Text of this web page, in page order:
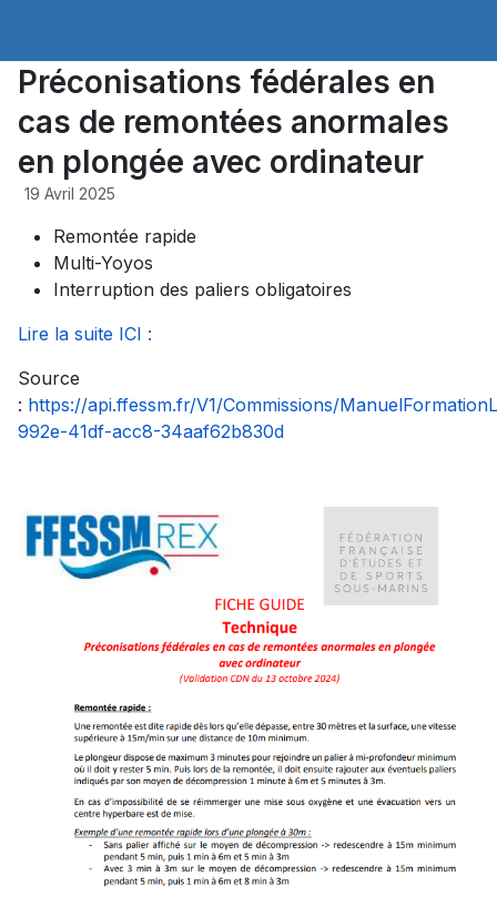
Préconisations fédérales en
cas de remontées anormales
en plongée avec ordinateur
19 Avril 2025
Remontée rapide
Multi-Yoyos
Interruption des paliers obligatoires
Lire la suite ICI :
Source
: https://api.ffessm.fr/V1/Commissions/
992e-41df-acc8-34aaf62b830d